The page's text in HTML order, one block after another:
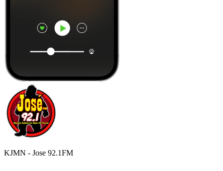
KJMN - Jose 92.1FM